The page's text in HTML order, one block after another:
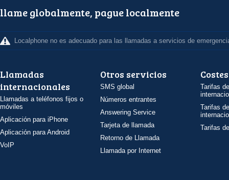
llame globalmente, pague localmente
Localphone no es adecuado para las llamadas a servicios de
Llamadas
internacionales
Llamadas a teléfonos fijos o
móviles
Aplicación para iPhone
Aplicación para Android
VoIP
Otros servicios
SMS global
Números entrantes
Answering Service
Tarjeta de llamada
Retorno de Llamada
Llamada por Internet
Costes
Tarifas
Tarifas
Tarifas